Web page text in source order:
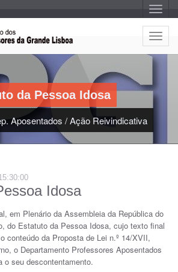
A
l
t
e
r
a
o
A
l
t
n
a
ã
o
da Pessoa Idosa
Aposentados /Ação Reivindicativa
Idosa
em Plenário da Assembleia da República do
do Estatuto da Pessoa Idosa, cujo texto final
conteúdo da Proposta de Lei n.º 14/XVII,
o Departamento Professores Aposentados
o seu descontentamento.